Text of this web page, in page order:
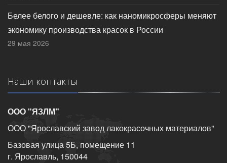
Белее белого и дешевле: как наномикросферы меняют
экономику производства красок в России
29 мая 2026
Наши контакты
ООО "ЯЗЛМ"
ООО "Ярославский завод лакокрасочных материалов"
Базовая улица 5Б, помещение 11
г. Ярославль, 150044